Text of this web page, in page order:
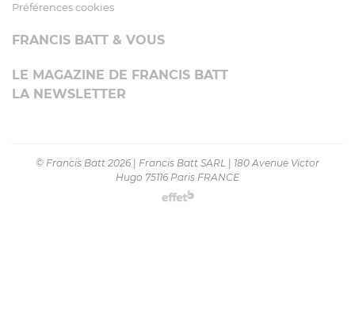
Préférences cookies
FRANCIS BATT & VOUS
LE MAGAZINE DE FRANCIS BATT
LA NEWSLETTER
© Francis Batt 2026 Francis Batt SARL
180 Avenue Victor
Hugo 75116 Paris FRANCE